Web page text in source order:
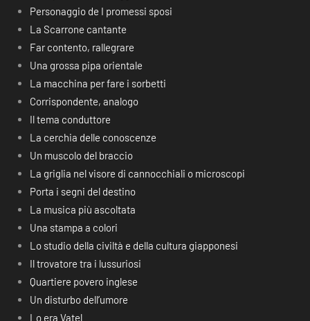
Personaggio de I promessi sposi
La Scarrone cantante
Far contento, rallegrare
Una grossa pipa orientale
La macchina per fare i sorbetti
Corrispondente, analogo
Il tema conduttore
La cerchia delle conoscenze
Un muscolo del braccio
La griglia nel visore di cannocchiali o microscopi
Porta i segni del destino
La musica più ascoltata
Una stampa a colori
Lo studio della civiltà e della cultura giapponesi
Il trovatore tra i lussuriosi
Quartiere povero inglese
Un disturbo dell’umore
Lo era Vatel